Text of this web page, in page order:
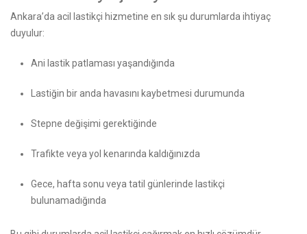
Ankara’da acil lastikçi hizmetine en sık şu durumlarda ihtiyaç
duyulur:
Ani lastik patlaması yaşandığında
Lastiğin bir anda havasını kaybetmesi durumunda
Stepne değişimi gerektiğinde
Trafikte veya yol kenarında kaldığınızda
Gece, hafta sonu veya tatil günlerinde lastikçi
bulunamadığında